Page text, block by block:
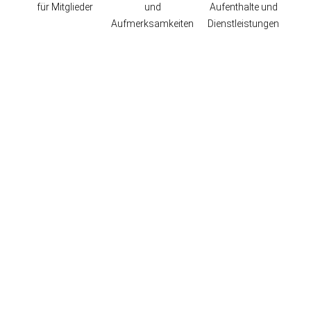
für Mitglieder
und
Aufmerksamkeiten
Aufenthalte und
Dienstleistungen